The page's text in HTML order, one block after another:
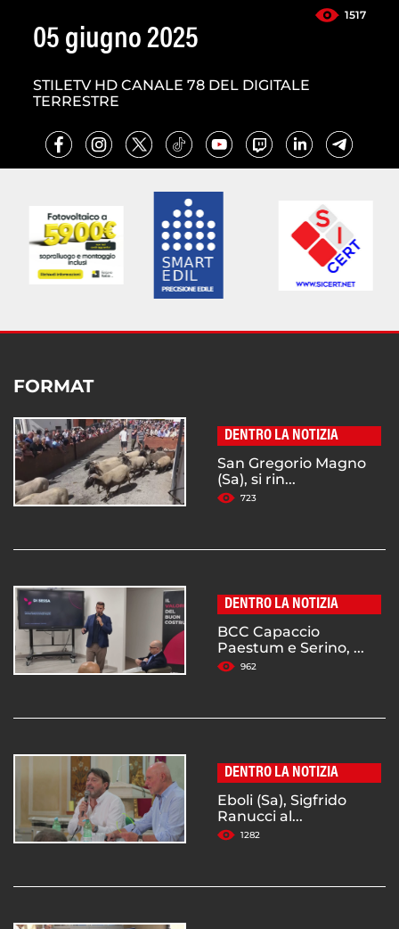
1517
05 giugno 2025
STILETV HD CANALE 78 DEL DIGITALE
TERRESTRE
FORMAT
DENTRO LA NOTIZIA
San Gregorio Magno
(Sa), si rin...
723
DENTRO LA NOTIZIA
BCC Capaccio
Paestum e Serino, ...
962
DENTRO LA NOTIZIA
Eboli (Sa), Sigfrido
Ranucci al...
1282